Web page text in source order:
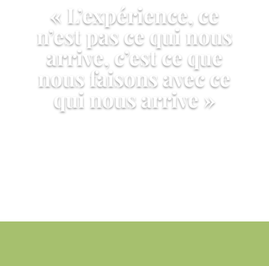
« L’expérience, ce
n’est pas ce qui nous
arrive, c’est ce que
nous faisons avec ce
qui nous arrive »